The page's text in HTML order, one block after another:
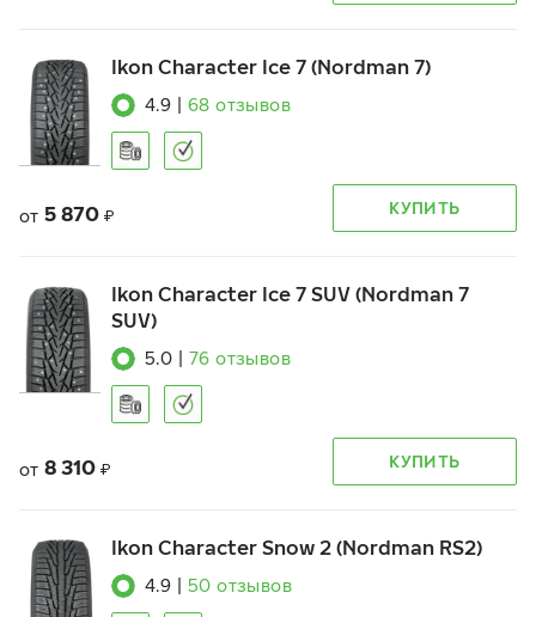
Ikon Character Ice 7 (Nordman 7)
4.9 68 отзывов
от 5 870 ₽ КУПИТЬ
Ikon Character Ice 7 SUV (Nordman 7
SUV)
5.0 76 отзывов
от 8 310 ₽ КУПИТЬ
Ikon Character Snow 2 (Nordman RS2)
4.9 50 отзывов